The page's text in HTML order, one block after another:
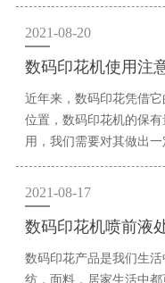
2021-08-20
数码印花机使用注
近年来，数码印花凭借
位置，数码印花机的保
用，我们需要对其做出一
2021-08-17
数码印花机喷前液
数码印花产品是我们生
纺，面料，居家生活中